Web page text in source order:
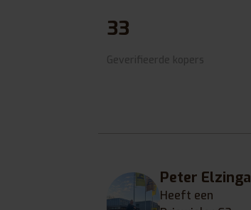
33
Geverifieerde kopers
Peter Elzinga
Heeft een